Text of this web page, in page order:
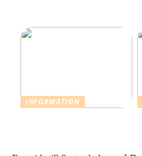
INFORMATION